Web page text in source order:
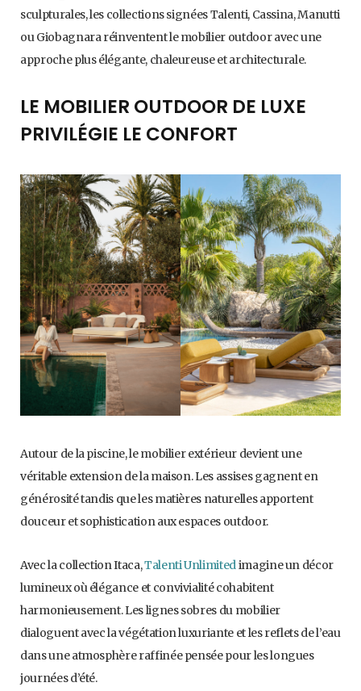
sculpturales, les collections signées Talenti, Cassina, Manutti
ou Giobagnara réinventent le mobilier outdoor avec une
approche plus élégante, chaleureuse et architecturale.
LE MOBILIER OUTDOOR DE LUXE
PRIVILÉGIE LE CONFORT
Autour de la piscine, le mobilier extérieur devient une
véritable extension de la maison. Les assises gagnent en
générosité tandis que les matières naturelles apportent
douceur et sophistication aux espaces outdoor.
Avec la collection Itaca,Talenti Unlimitedimagine un décor
lumineux où élégance et convivialité cohabitent
harmonieusement. Les lignes sobres du mobilier
dialoguent avec la végétation luxuriante et les reflets de l’eau
dans une atmosphère raffinée pensée pour les longues
journées d’été.